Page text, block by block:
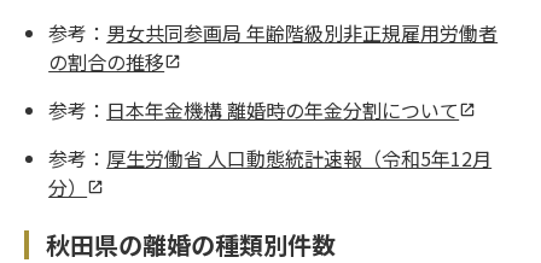
参考： 男女共同参画局 年齢階級別非正規雇用労働者
の割合の推移
参考： 日本年金機構 離婚時の年金分割について
参考： 厚生労働省 人口動態統計速報（令和5年12月
分）
秋田県の離婚の種類別件数